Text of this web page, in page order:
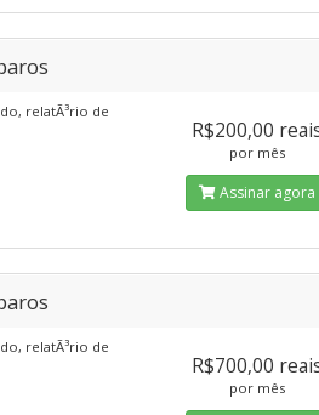
relatÃ³rio de
R$200,00
por mês
Assinar agora
relatÃ³rio de
R$700,00
por mês